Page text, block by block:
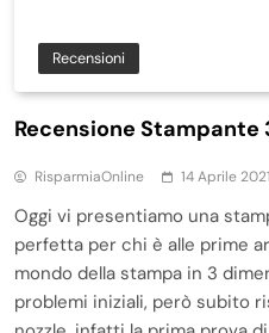
Recensioni
Recensione Stampante
RisparmiaOnline 14 Aprile 2021
Oggi vi presentiamo una
perfetta per chi è alle prime
mondo della stampa in 3
problemi iniziali, però subito